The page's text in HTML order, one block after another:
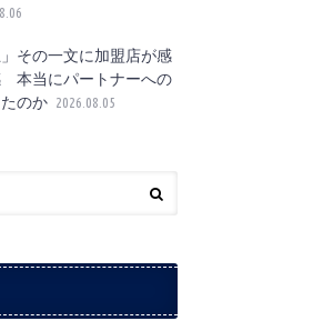
」その一文に加盟店が感
本当にパートナーへの
のか 2026.08.05